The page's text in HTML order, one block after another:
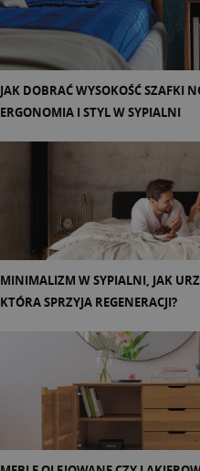
JAK DOBRAĆ WYSOKOŚĆ SZAFKI
ERGONOMIA I STYL W SYPIALNI
MINIMALIZM W SYPIALNI, JAK
KTÓRA SPRZYJA REGENERACJI?